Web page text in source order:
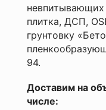
невпитывающих
плитка, ДСП,
грунтовку
94.
Доставим на
числе: